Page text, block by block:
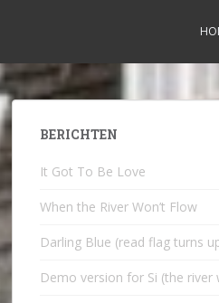
BERICHTEN
It Got To Be Love
When the River Won’t Flow
Darling Blue (read flag turns
Demo version for Si (the river